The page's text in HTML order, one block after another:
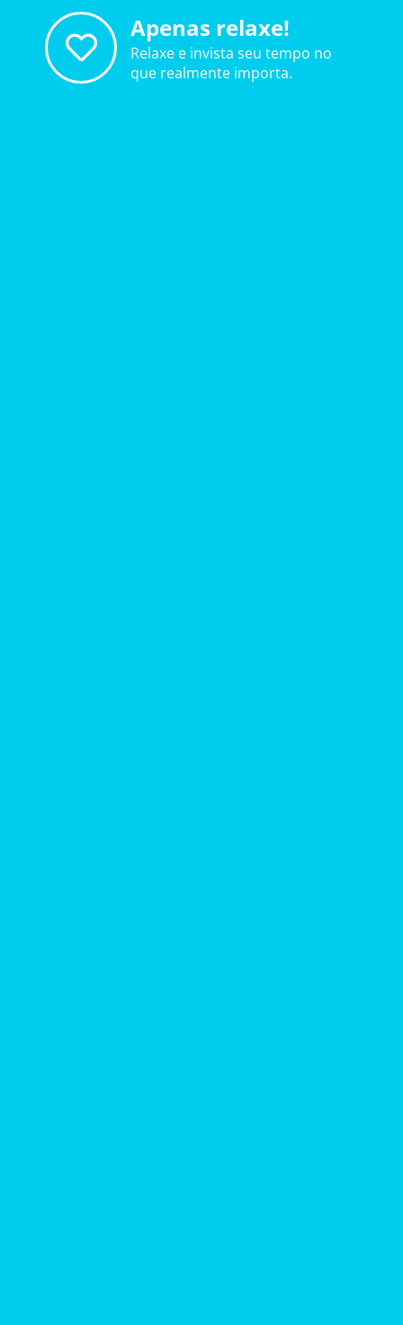
Apenas relaxe!
Relaxe e invista seu tempo no
que realmente importa.